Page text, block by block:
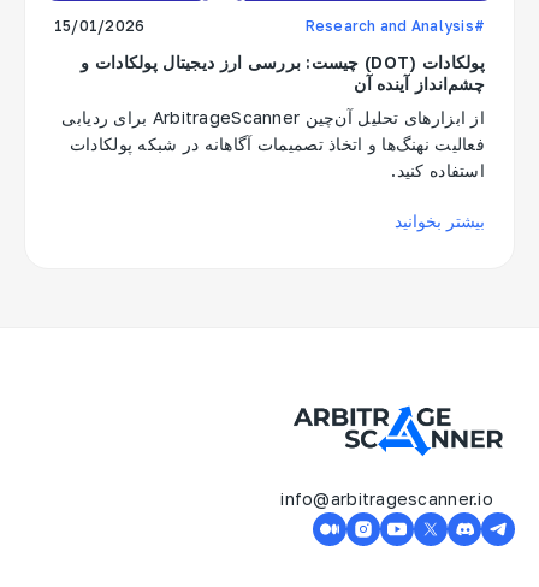
#Research and Analysis
15/01/2026
پولکادات (DOT) چیست: بررسی ارز دیجیتال پولکادات و
چشم‌انداز آینده آن
از ابزارهای تحلیل آن‌چین ArbitrageScanner برای ردیابی
فعالیت نهنگ‌ها و اتخاذ تصمیمات آگاهانه در شبکه پولکادات
استفاده کنید.
بیشتر بخوانید
info@arbitragescanner.io